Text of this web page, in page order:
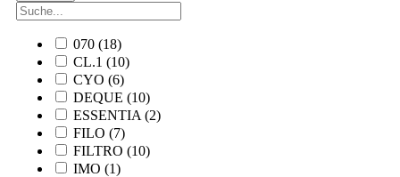
070 (18)
CL.1 (10)
CYO (6)
DEQUE (10)
ESSENTIA (2)
FILO (7)
FILTRO (10)
IMO (1)